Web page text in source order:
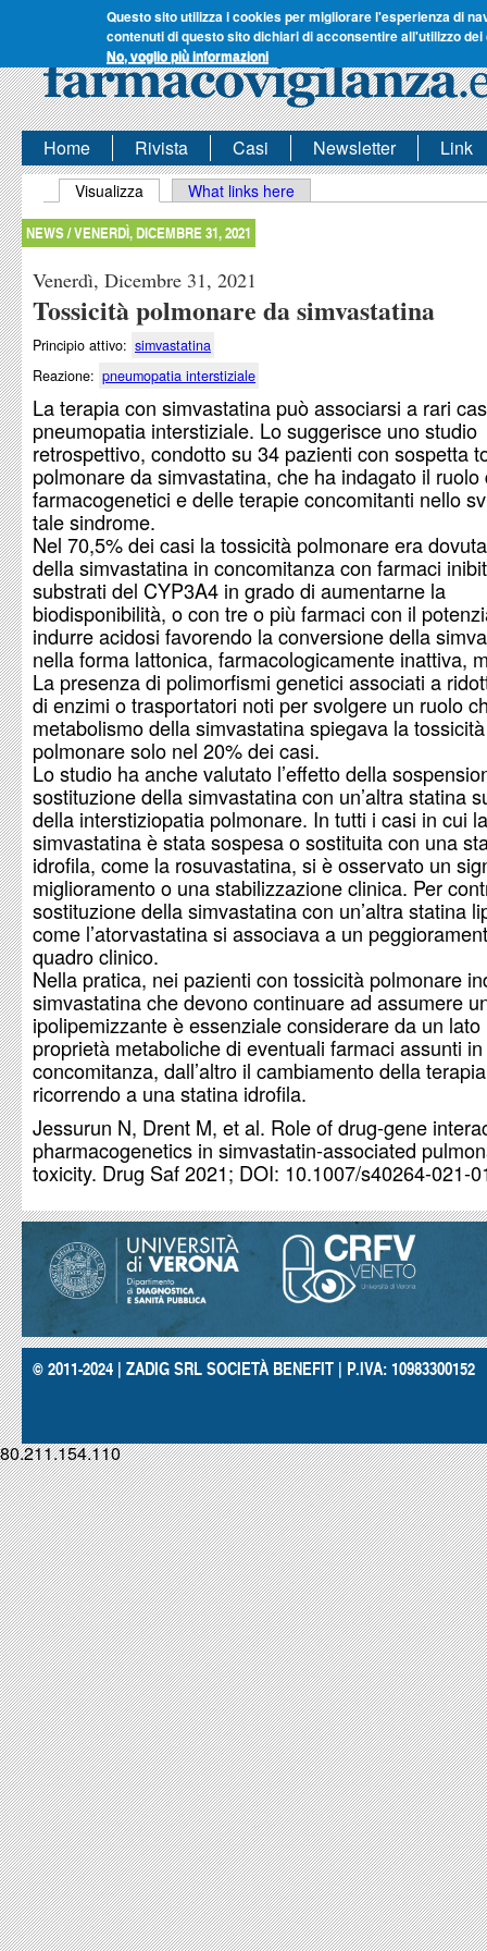
Questo sito utilizza i cookies per migliorare l'esperienza di
contenuti di questo sito dichiari di acconsentire all'utilizzo dei
No, voglio più informazioni
Home Rivista Casi Newsletter Link
Schede primarie
Visualizza (scheda attiva)
What links here
NEWS /VENERDÌ, DICEMBRE 31, 2021
Venerdì, Dicembre 31, 2021
Tossicità polmonare da simvastatina
Principio attivo: simvastatina
Reazione: pneumopatia interstiziale
La terapia con simvastatina può associarsi a rari
pneumopatia interstiziale. Lo suggerisce uno studio
retrospettivo, condotto su 34 pazienti con sospetta
polmonare da simvastatina, che ha indagato il ruolo
farmacogenetici e delle terapie concomitanti nello
tale sindrome.
Nel 70,5% dei casi la tossicità polmonare era
della simvastatina in concomitanza con farmaci
substrati del CYP3A4 in grado di aumentarne la
biodisponibilità, o con tre o più farmaci con il
indurre acidosi favorendo la conversione della
nella forma lattonica, farmacologicamente inattiva,
La presenza di polimorfismi genetici associati a
di enzimi o trasportatori noti per svolgere un ruolo
metabolismo della simvastatina spiegava la tossicità
polmonare solo nel 20% dei casi.
Lo studio ha anche valutato l’effetto della
sostituzione della simvastatina con un’altra statina
della interstiziopatia polmonare. In tutti i casi in cui la
simvastatina è stata sospesa o sostituita con una
idrofila, come la rosuvastatina, si è osservato un
miglioramento o una stabilizzazione clinica. Per
sostituzione della simvastatina con un’altra statina
come l’atorvastatina si associava a un
quadro clinico.
Nella pratica, nei pazienti con tossicità polmonare
simvastatina che devono continuare ad assumere
ipolipemizzante è essenziale considerare da un lato
proprietà metaboliche di eventuali farmaci assunti in
concomitanza, dall’altro il cambiamento della terapia
ricorrendo a una statina idrofila.
Jessurun N, Drent M, et al. Role of drug-gene
pharmacogenetics in simvastatin-associated
toxicity. Drug Saf 2021; DOI: 10.1007/s40264-021-
© 2011-2024 | ZADIG SRL SOCIETÀ BENEFIT | P.IVA: 10983300152
80.211.154.110